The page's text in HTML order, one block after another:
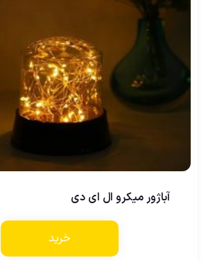
آباژور میکرو ال ای دی
خرید